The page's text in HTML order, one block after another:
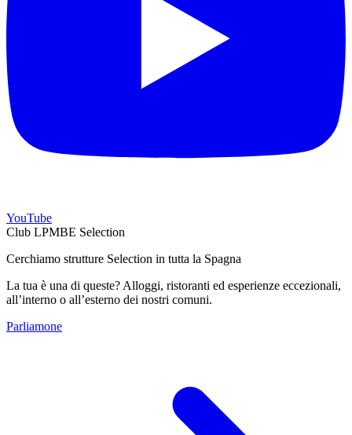
YouTube
Club LPMBE Selection
Cerchiamo strutture Selection in tutta la Spagna
La tua è una di queste? Alloggi, ristoranti ed esperienze eccezionali,
all’interno o all’esterno dei nostri comuni.
Parliamone